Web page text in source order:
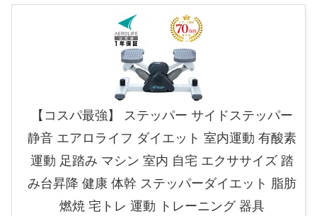
【コスパ最強】 ステッパー サイドステッパー
静音 エアロライフ ダイエット 室内運動 有酸素
運動 足踏み マシン 室内 自宅 エクササイズ 踏
み台昇降 健康 体幹 ステッパーダイエット 脂肪
燃焼 宅トレ 運動 トレーニング 器具